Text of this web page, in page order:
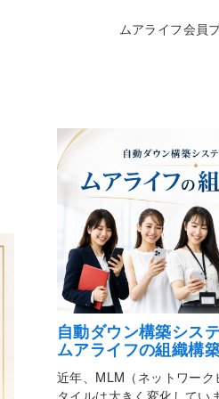
ムアライフ会員
自動ダウン構築シス
ムアライフの組織構
近年、MLM（ネットワーク
タイルは大きく変化してい